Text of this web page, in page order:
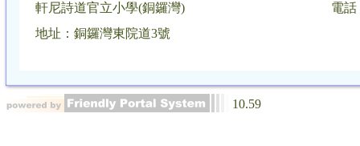
軒尼詩道官立小學(銅鑼灣)
電話
地址：銅鑼灣東院道3號
10.59